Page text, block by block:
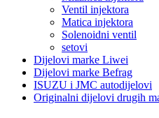
Ventil injektora
Matica injektora
Solenoidni ventil
setovi
Dijelovi marke Liwei
Dijelovi marke Befrag
ISUZU i JMC autodijelovi
Originalni dijelovi drugih